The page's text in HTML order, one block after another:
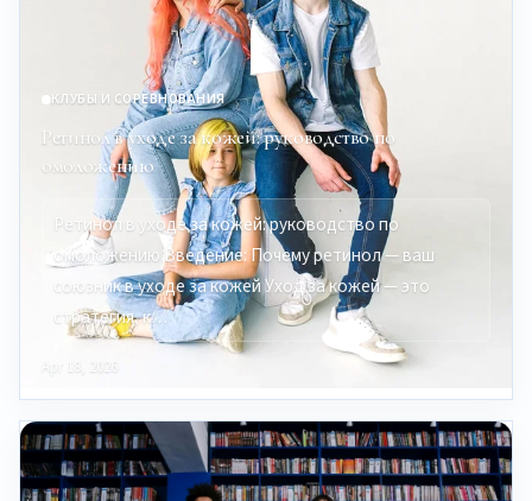
КЛУБЫ И СОРЕВНОВАНИЯ
Ретинол в уходе за кожей: руководство по
омоложению
Ретинол в уходе за кожей: руководство по
омоложению Введение: Почему ретинол — ваш
союзник в уходе за кожей Уход за кожей — это
стратегия, к…
Apr 18, 2026